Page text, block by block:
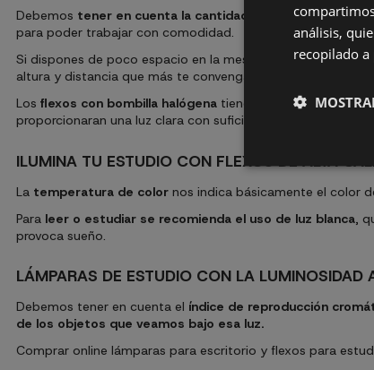
Debemos tener en cuenta la cantidad de luz natural y
para poder trabajar con comodidad.
Si dispones de poco espacio en la mesa lo mejor es
altura y distancia que más te convenga.
Los flexos con bombilla halógenatienen una buena
proporcionaran una luz clara con suficiente intensidad y
ILUMINA TU ESTUDIO CON FLEXOS DE ALTA
La temperatura de colornos indica básicamente el color
Para leer o estudiar se recomienda el uso de luz blanca,
provoca sueño.
LÁMPARAS DE ESTUDIO CON LA LUMINOSIDAD
Debemos tener en cuenta el índice de reproducción
de los objetos que veamos bajo esa luz.
Comprar online lámparas para escritorio y flexos para
análisis,
recopilado a